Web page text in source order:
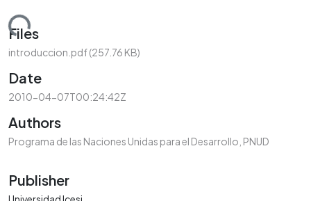
Loading...
Files
introduccion.pdf(257.76 KB)
Date
2010-04-07T00:24:42Z
Authors
Programa de las Naciones Unidas para el Desarrollo, PNUD
Publisher